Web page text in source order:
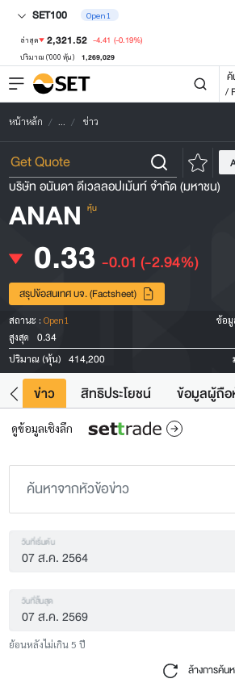
SET100 Open1
ล่าสุด 2,321.52 -4.41 (-0.19%)
ปริมาณ ('000 หุ้น) 1,269,029
/
หน้าหลัก ... ข่าว
บริษัท อนันดา ดีเวลลอปเม้นท์ จำกัด (มหาชน)
ANAN หุ้น
0.33 -0.01 (-2.94%)
สรุปข้อสนเทศ บจ. (Factsheet)
สถานะ : Open1 ข้อมู
สูงสุด
0.34
ปริมาณ (หุ้น) 414,200
ข่าว สิทธิประโยชน์ ข้อมูลผู้ถื
ดูข้อมูลเชิงลึก
วันที่เริ่มต้น
วันที่สิ้นสุด
ย้อนหลังไม่เกิน 5 ปี
ล้างการค้น